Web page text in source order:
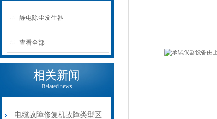
静电除尘发生器
查看全部
相关新闻
Related news
电缆故障修复机故障类型区